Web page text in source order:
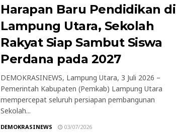
Harapan Baru Pendidikan di
Lampung Utara, Sekolah
Rakyat Siap Sambut Siswa
Perdana pada 2027
DEMOKRASINEWS, Lampung Utara, 3 Juli 2026 –
Pemerintah Kabupaten (Pemkab) Lampung Utara
mempercepat seluruh persiapan pembangunan
Sekolah...
DEMOKRASINEWS 03/07/2026